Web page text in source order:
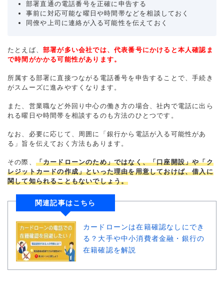
部署直通の電話番号を正確に申告する
事前に対応可能な曜日や時間帯などを相談しておく
同僚や上司に連絡が入る可能性を伝えておく
たとえば、 部署が多い会社では、代表番号にかけると本人確認ま
で時間がかかる可能性があります。
所属する部署に直接つながる電話番号を申告することで、手続き
がスムーズに進みやすくなります。
また、営業職など外回り中心の働き方の場合、社内で電話に出ら
れる曜日や時間帯を相談するのも方法のひとつです。
なお、必要に応じて、周囲に「銀行から電話が入る可能性があ
る」旨を伝えておく方法もあります。
その際、 「カードローンのため」ではなく、「口座開設」や「ク
レジットカードの作成」といった理由を用意しておけば、借入に
関して知られることもないでしょう。
関連記事はこちら
カードローンは在籍確認なしにでき
る？大手や中小消費者金融・銀行の
在籍確認を解説